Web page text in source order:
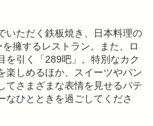
いただく鉄板焼き、日本料理の
擁するレストラン。また、ロ
を引く「289吧」。特別なカク
楽しめるほか、スイーツやパン
てさまざまな表情を見せるパテ
なひとときを過ごしてくださ